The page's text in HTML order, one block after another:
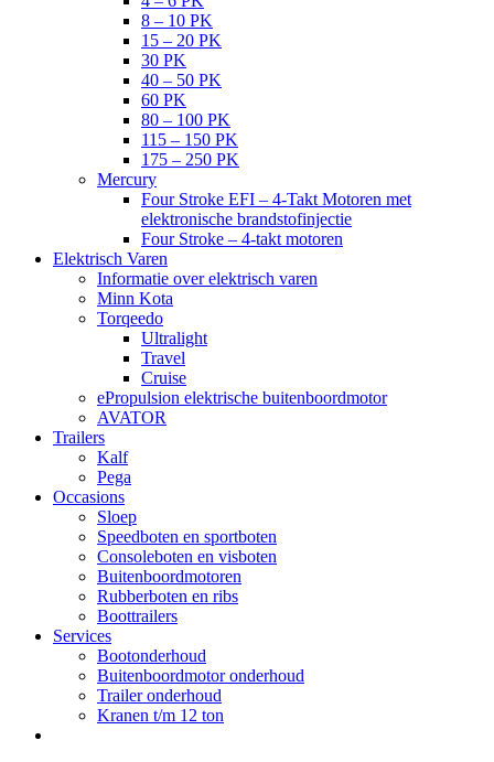
8 – 10 PK
15 – 20 PK
30 PK
40 – 50 PK
60 PK
80 – 100 PK
115 – 150 PK
175 – 250 PK
Mercury
Four Stroke EFI – 4-Takt Motoren met
elektronische brandstofinjectie
Four Stroke – 4-takt motoren
Elektrisch Varen
Informatie over elektrisch varen
Minn Kota
Torqeedo
Ultralight
Travel
Cruise
ePropulsion elektrische buitenboordmotor
AVATOR
Trailers
Kalf
Pega
Occasions
Sloep
Speedboten en sportboten
Consoleboten en visboten
Buitenboordmotoren
Rubberboten en ribs
Boottrailers
Services
Bootonderhoud
Buitenboordmotor onderhoud
Trailer onderhoud
Kranen t/m 12 ton